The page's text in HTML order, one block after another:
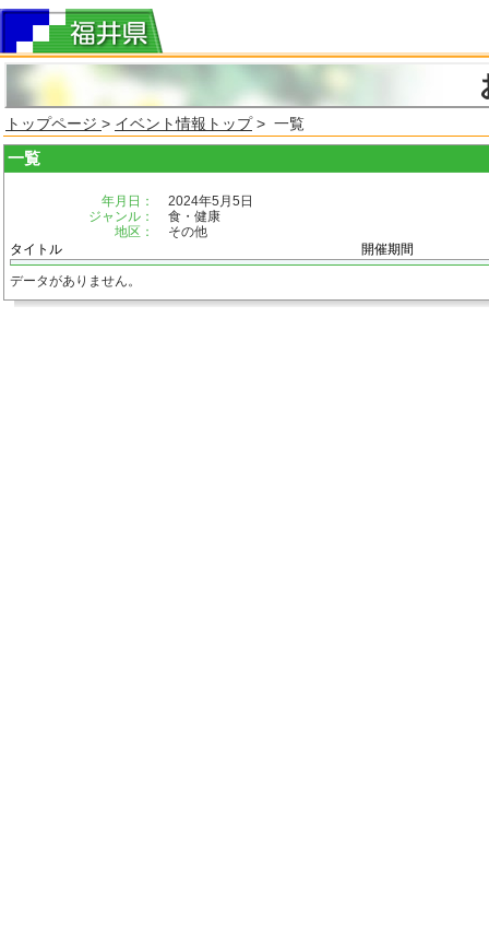
トップページ > イベント情報トップ> 一覧
一覧
年月日：
2024年5月5日
ジャンル：
食・健康
地区：
その他
タイトル
開催期間
データがありません。